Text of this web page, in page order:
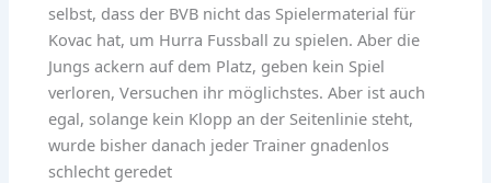
selbst, dass der BVB nicht das Spielermaterial für
Kovac hat, um Hurra Fussball zu spielen. Aber die
Jungs ackern auf dem Platz, geben kein Spiel
verloren, Versuchen ihr möglichstes. Aber ist auch
egal, solange kein Klopp an der Seitenlinie steht,
wurde bisher danach jeder Trainer gnadenlos
schlecht geredet